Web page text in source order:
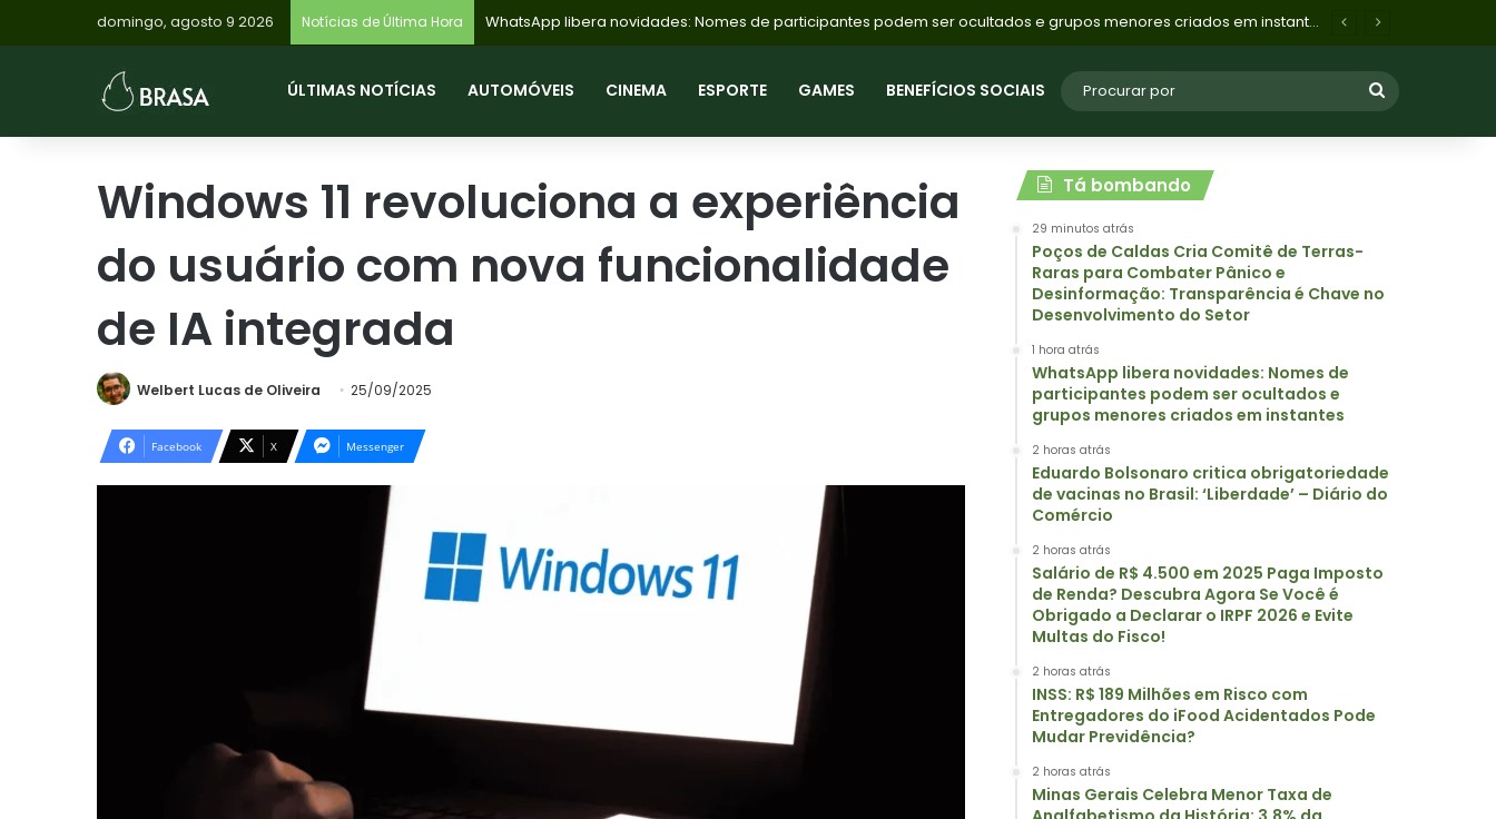
domingo, agosto 9 2026 Notícias de Última Hora Eduardo Bolsonaro critica obrigatoriedade de vacinas no Brasil: ‘Liberdade’ – Diário do Comércio
ÚLTIMAS NOTÍCIAS AUTOMÓVEIS CINEMA ESPORTE GAMES BENEFÍCIOS SOCIAIS
Windows 11 revoluciona a experiência
do usuário com nova funcionalidade
de IA integrada
Welbert Lucas de Oliveira 25/09/2025
Facebook X Messenger
Tá bombando
29 minutos atrás
Poços de Caldas Cria Comitê de Terras-
Raras para Combater Pânico e
Desinformação: Transparência é Chave no
Desenvolvimento do Setor
1 hora atrás
WhatsApp libera novidades: Nomes de
participantes podem ser ocultados e
grupos menores criados em instantes
2 horas atrás
Eduardo Bolsonaro critica obrigatoriedade
de vacinas no Brasil: ‘Liberdade’ – Diário do
Comércio
2 horas atrás
Salário de R$ 4.500 em 2025 Paga Imposto
de Renda? Descubra Agora Se Você é
Obrigado a Declarar o IRPF 2026 e Evite
Multas do Fisco!
2 horas atrás
INSS: R$ 189 Milhões em Risco com
Entregadores do iFood Acidentados Pode
Mudar Previdência?
2 horas atrás
Minas Gerais Celebra Menor Taxa de